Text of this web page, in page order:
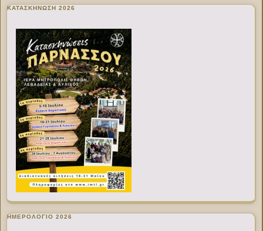
ΚΑΤΑΣΚΗΝΩΣΗ 2026
ΗΜΕΡΟΛΟΓΙΟ 2026